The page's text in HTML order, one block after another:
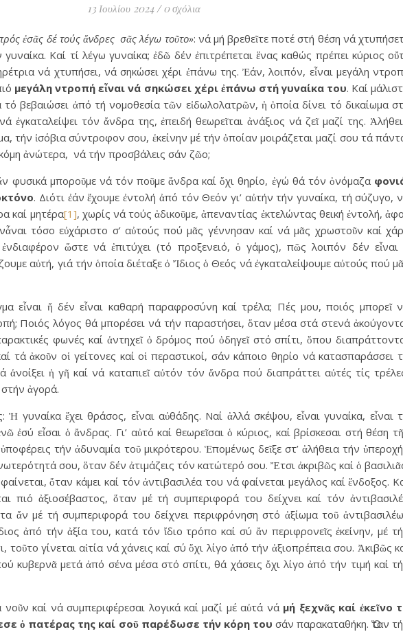
13 Ιουλίου 2024 / 0 σχόλια
ἐσᾶς δέ τούς ἄνδρες σᾶς λέγω τοῦτο»: νά μή βρεθεῖτε ποτέ στή θέση νά
γυναίκα. Καί τί λέγω γυναίκα; ἐδῶ δέν ἐπιτρέπεται ἕνας καθώς πρέπει κύριος
νά χτυπήσει, νά σηκώσει χέρι ἐπάνω της. Ἐάν, λοιπόν, εἶναι μεγάλη
μεγάλη ντροπή εἶναι νά σηκώσει χέρι ἐπάνω στή γυναίκα του. Καί
βεβαιώσει ἀπό τή νομοθεσία τῶν εἰδωλολατρῶν, ἡ ὁποία δίνει τό δικαίωμα
ἐγκαταλείψει τόν ἄνδρα της, ἐπειδή θεωρεῖται ἀνάξιος νά ζεῖ μαζί της.
τήν ἰσόβια σύντροφον σου, ἐκείνην μέ τήν ὁποίαν μοιράζεται μαζί σου τά
ἀνώτερα, νά τήν προσβάλεις σάν ζῶο;
φυσικά μποροῦμε νά τόν ποῦμε ἄνδρα καί ὄχι θηρίο, ἐγώ θά τόν ὀνόμαζα
. Διότι ἐάν ἔχουμε ἐντολή ἀπό τόν Θεόν γι’ αὐτήν τήν γυναίκα, τή σύζυγο,
καί μητέρα[1], χωρίς νά τούς ἀδικοῦμε, ἀπεναντίας ἐκτελώντας θεική ἐντολή,
τόσο εὐχάριστο σ’ αὐτούς πού μᾶς γέννησαν καί νά μᾶς χρωστοῦν καί
ὥστε νά ἐπιτύχει (τό προξενειό, ὁ γάμος), πῶς λοιπόν δέν εἶναι
αὐτή, γιά τήν ὁποία διέταξε ὁ Ἴδιος ὁ Θεός νά ἐγκαταλείψουμε αὐτούς πού
εἶναι ἤ δέν εἶναι καθαρή παραφροσύνη καί τρέλα; Πές μου, ποιός μπορεῖ
Ποιός λόγος θά μπορέσει νά τήν παραστήσει, ὅταν μέσα στά στενά
φωνές καί ἀντηχεῖ ὁ δρόμος πού ὁδηγεῖ στό σπίτι, ὅπου
τά ἀκοῦν οἱ γείτονες καί οἱ περαστικοί, σάν κάποιο θηρίο νά κατασπαράσσει
ἡ γῆ καί νά καταπιεῖ αὐτόν τόν ἄνδρα πού διαπράττει αὐτές τίς
ἀγορά.
Ἡ γυναίκα ἔχει θράσος, εἶναι αὐθάδης. Ναί ἀλλά σκέψου, εἶναι γυναίκα, εἶναι
ἐσύ εἶσαι ὁ ἄνδρας. Γι’ αὐτό καί θεωρεῖσαι ὁ κύριος, καί βρίσκεσαι στή θέση
τήν ἀδυναμία τοῦ μικρότερου. Ἑπομένως δεῖξε στ’ ἀλήθεια τήν
σου, ὅταν δέν ἀτιμάζεις τόν κατώτερό σου. Ἔτσι ἀκριβῶς καί ὁ
ὅταν κάμει καί τόν ἀντιβασιλέα του νά φαίνεται μεγάλος καί ἔνδοξος.
πιό ἀξιοσέβαστος, ὅταν μέ τή συμπεριφορά του δείχνει καί τόν
ἄν μέ τή συμπεριφορά του δείχνει περιφρόνηση στό ἀξίωμα τοῦ
ἀπό τήν ἀξία του, κατά τόν ἴδιο τρόπο καί σύ ἄν περιφρονεῖς ἐκείνην, μέ
τοῦτο γίνεται αἰτία νά χάνεις καί σύ ὄχι λίγο ἀπό τήν ἀξιοπρέπεια σου. Ἀκιβῶς
κυβερνᾶ μετά ἀπό σένα μέσα στό σπίτι, θά χάσεις ὄχι λίγο ἀπό τήν τιμή καί
νοῦν καί νά συμπεριφέρεσαι λογικά καί μαζί μέ αὐτά νά μή ξεχνᾶς καί ἐκεῖνο
ὁ πατέρας της καί σοῦ παρέδωσε τήν κόρη του σάν παρακαταθήκη. Ὅταν